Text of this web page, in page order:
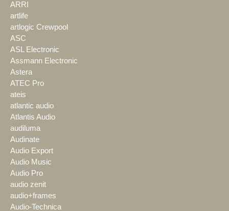
ARRI
artlife
artlogic Crewpool
ASC
ASL Electronic
Assmann Electronic
Astera
ATEC Pro
ateis
atlantic audio
Atlantis Audio
audiluma
Audinate
Audio Export
Audio Music
Audio Pro
audio zenit
audio+frames
Audio-Technica